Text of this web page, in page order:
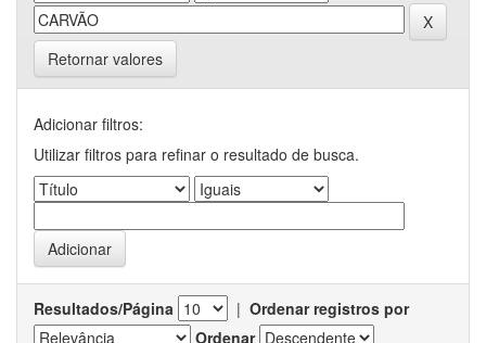
Retornar valores
Adicionar filtros:
Utilizar filtros para refinar o resultado de busca.
Resultados/Página | Ordenar registros por
Ordenar